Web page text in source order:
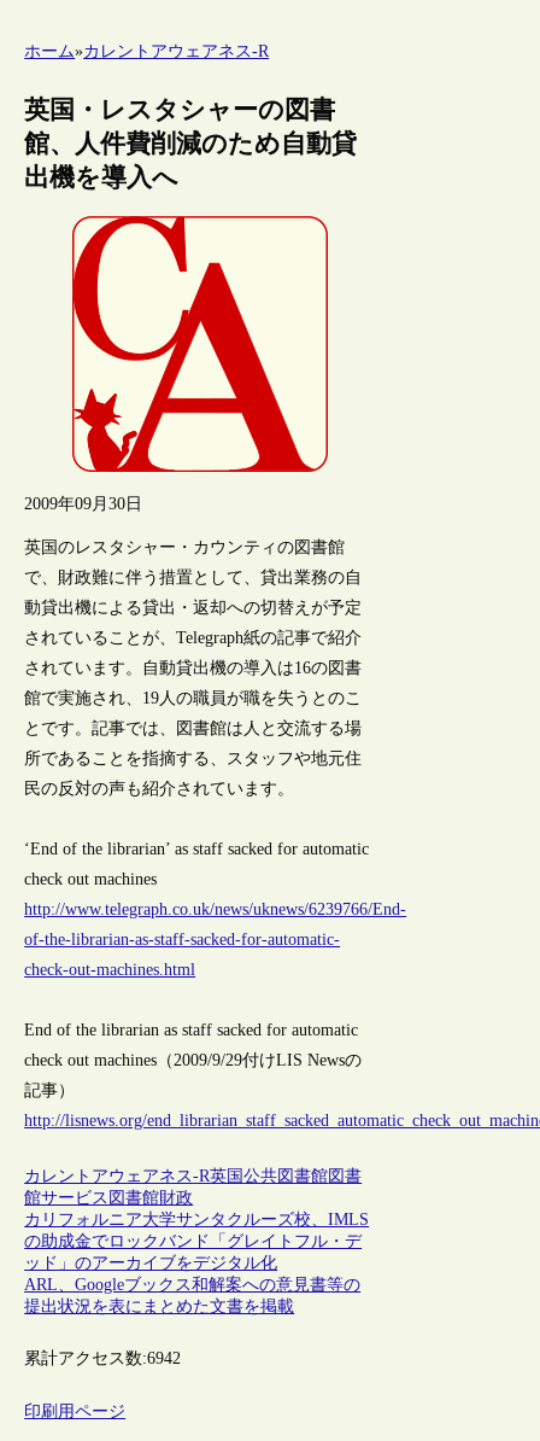
ホーム»カレントアウェアネス-R
英国・レスタシャーの図書
館、人件費削減のため自動貸
出機を導入へ
2009年09月30日
英国のレスタシャー・カウンティの図書館
で、財政難に伴う措置として、貸出業務の自
動貸出機による貸出・返却への切替えが予定
されていることが、Telegraph紙の記事で紹介
されています。自動貸出機の導入は16の図書
館で実施され、19人の職員が職を失うとのこ
とです。記事では、図書館は人と交流する場
所であることを指摘する、スタッフや地元住
民の反対の声も紹介されています。
‘End of the librarian’ as staff sacked for automatic
check out machines
http://www.telegraph.co.uk/news/uknews/6239766/End-
of-the-librarian-as-staff-sacked-for-automatic-
check-out-machines.html
End of the librarian as staff sacked for automatic
check out machines（2009/9/29付けLIS Newsの
記事）
http://lisnews.org/
カレントアウェアネス-R英国公共図書館図書
館サービス 図書館財政
カリフォルニア大学サンタクルーズ校、IMLS
の助成金でロックバンド「グレイトフル・デ
ッド」のアーカイブをデジタル化
ARL、Googleブックス和解案への意見書等の
提出状況を表にまとめた文書を掲載
累計アクセス数:6942
印刷用ページ